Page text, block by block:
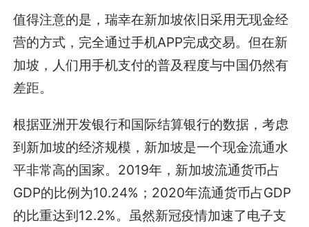
值得注意的是，瑞幸在新加坡依旧采用无现金经
营的方式，完全通过手机APP完成交易。但在新
加坡，人们用手机支付的普及程度与中国仍然有
差距。
根据亚洲开发银行和国际结算银行的数据，考虑
到新加坡的经济规模，新加坡是一个现金流通水
平非常高的国家。2019年，新加坡流通货币占
GDP的比例为10.24%；2020年流通货币占GDP
的比重达到12.2%。虽然新冠疫情加速了电子支